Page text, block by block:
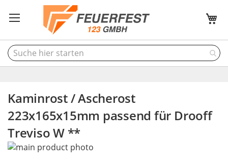
Kaminrost / Ascherost
223x165x15mm passend für Drooff
Treviso W **
Skip